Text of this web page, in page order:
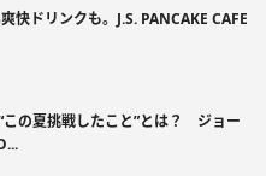
快ドリンクも。J.S. PANCAKE CAFE
この夏挑戦したこと”とは？ ジョー